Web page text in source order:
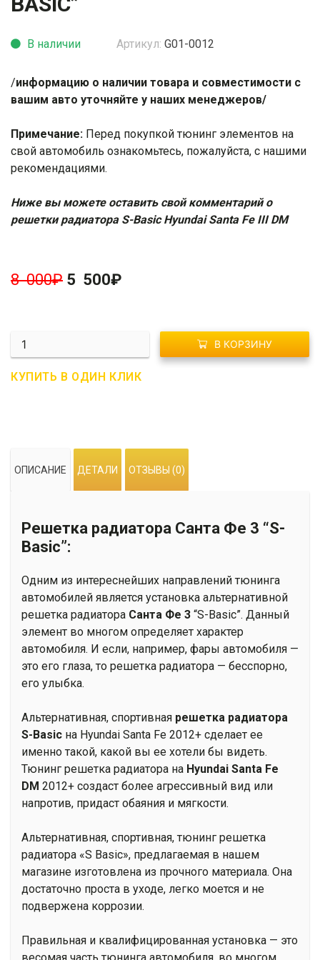
Артикул: G01-0012
В наличии
/информацию о наличии товара и совместимости с
вашим авто уточняйте у наших менеджеров/
Примечание: Перед покупкой тюнинг элементов на
свой автомобиль ознакомьтесь, пожалуйста, с нашими
рекомендациями.
Ниже вы можете оставить свой комментарий о
решетки радиатора S-Basic Hyundai Santa Fe III DM
8 000₽ 5 500₽
Количество
G01-
0012
"S-
В КОРЗИНУ
КУПИТЬ В ОДИН КЛИК
ОПИСАНИЕ ДЕТАЛИ ОТЗЫВЫ (0)
Решетка радиатора Санта Фе 3 “S-
Basic”:
Одним из интереснейших направлений тюнинга
автомобилей является установка альтернативной
решетка радиатора Санта Фе 3 “S-Basic”. Данный
элемент во многом определяет характер
автомобиля. И если, например, фары автомобиля —
это его глаза, то решетка радиатора — бесспорно,
его улыбка.
Альтернативная, спортивная решетка радиатора
S-Basic на Hyundai Santa Fe 2012+ сделает ее
именно такой, какой вы ее хотели бы видеть.
Тюнинг решетка радиатора на Hyundai Santa Fe
DM 2012+ создаст более агрессивный вид или
напротив, придаст обаяния и мягкости.
Альтернативная, спортивная, тюнинг решетка
радиатора «S Basic», предлагаемая в нашем
магазине изготовлена из прочного материала. Она
достаточно проста в уходе, легко моется и не
подвержена коррозии.
Правильная и квалифицированная установка — это